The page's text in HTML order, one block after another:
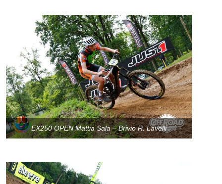
EX250 OPEN Mattia Sala – Brivio R. Lavelli